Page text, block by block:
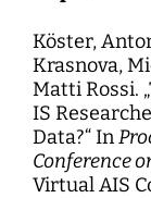
Köster,
Krasnova,
Matti Rossi.
IS
Data?“ In
Conference
Virtual AIS